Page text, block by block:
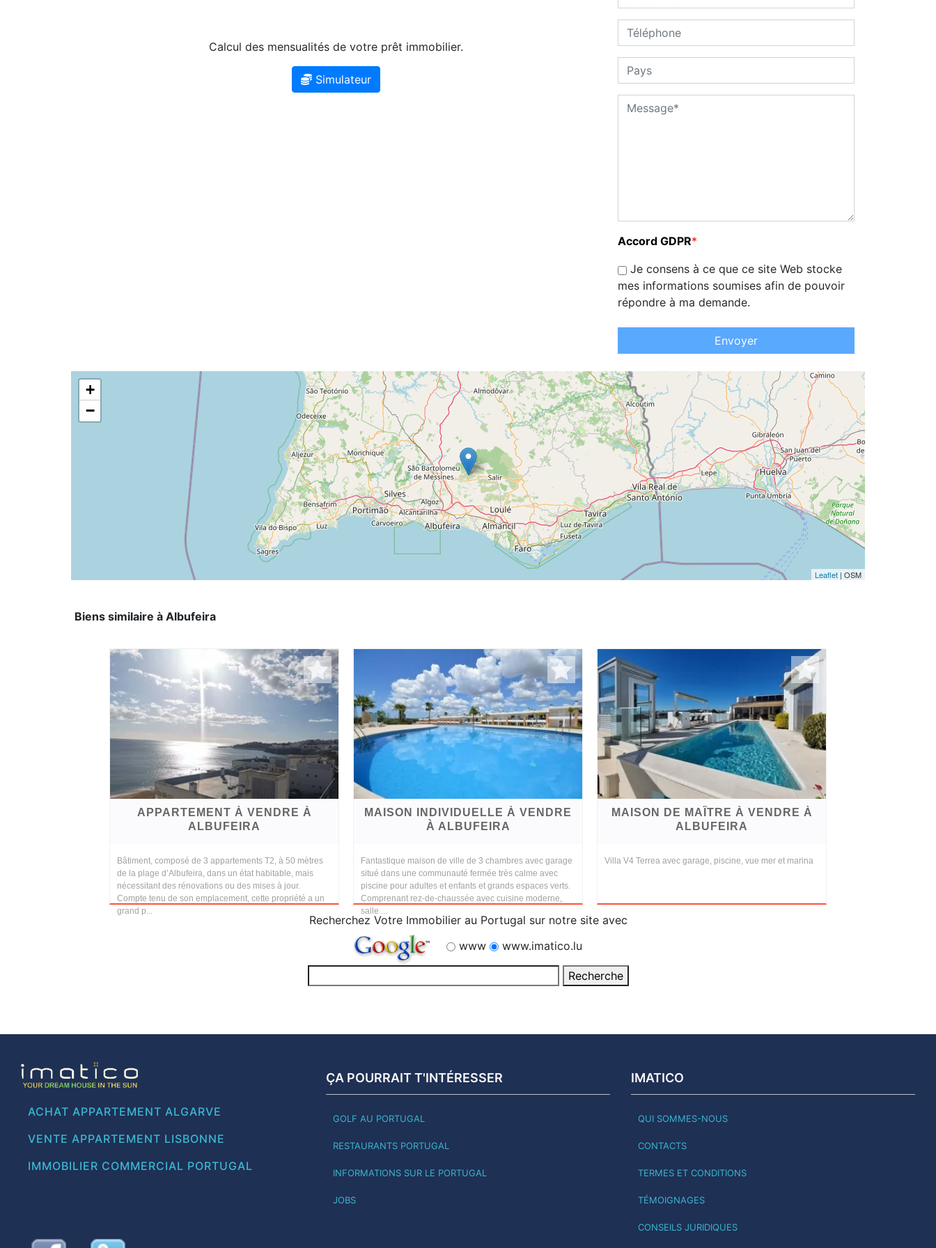
Calcul des mensualités de votre prêt immobilier.
Simulateur
Accord GDPR*
Je consens à ce que ce site Web stocke
mes informations soumises afin de pouvoir
répondre à ma demande.
Envoyer
+
−
Leaflet | OSM
Biens similaire à Albufeira
APPARTEMENT À VENDRE À
ALBUFEIRA
Bâtiment, composé de 3 appartements T2, à 50 mètres
de la plage d’Albufeira, dans un état habitable, mais
nécessitant des rénovations ou des mises à jour.
Compte tenu de son emplacement, cette propriété a un
grand p...
MAISON INDIVIDUELLE À VENDRE
À ALBUFEIRA
Fantastique maison de ville de 3 chambres avec garage
situé dans une communauté fermée très calme avec
piscine pour adultes et enfants et grands espaces verts.
Comprenant rez-de-chaussée avec cuisine moderne,
salle ...
MAISON DE MAÎTRE À VENDRE À
ALBUFEIRA
Villa V4 Terrea avec garage, piscine, vue mer et marina
Recherchez Votre Immobilier au Portugal sur notre site avec
www
www.imatico.lu
ACHAT APPARTEMENT ALGARVE
VENTE APPARTEMENT LISBONNE
IMMOBILIER COMMERCIAL PORTUGAL
ÇA POURRAIT T'INTÉRESSER
GOLF AU PORTUGAL
RESTAURANTS PORTUGAL
INFORMATIONS SUR LE PORTUGAL
JOBS
IMATICO
QUI SOMMES-NOUS
CONTACTS
TERMES ET CONDITIONS
TÉMOIGNAGES
CONSEILS JURIDIQUES